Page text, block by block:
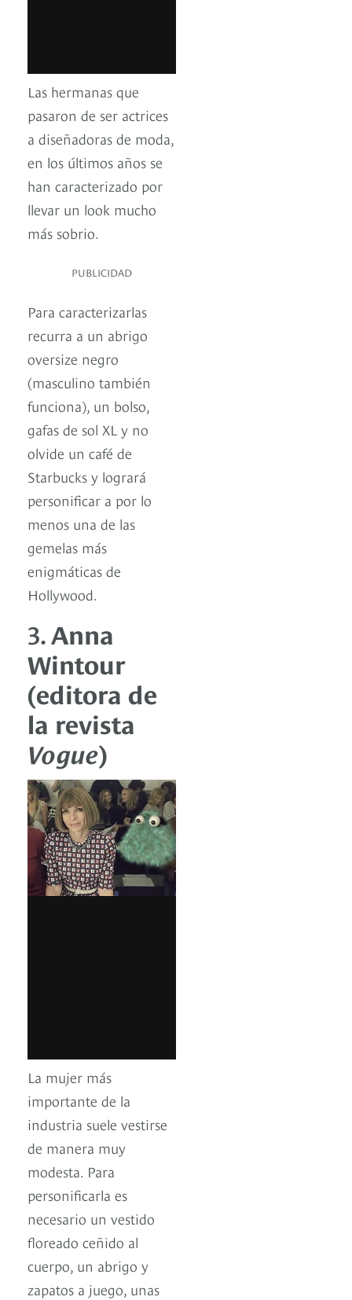
Las hermanas que
pasaron de ser actrices
a diseñadoras de moda,
en los últimos años se
han caracterizado por
llevar un look mucho
más sobrio.
PUBLICIDAD
Para caracterizarlas
recurra a un abrigo
oversize negro
(masculino también
funciona), un bolso,
gafas de sol XL y no
olvide un café de
Starbucks y logrará
personificar a por lo
menos una de las
gemelas más
enigmáticas de
Hollywood.
3.Anna
Wintour
(editora de
la revista
Vogue)
La mujer más
importante de la
industria suele vestirse
de manera muy
modesta. Para
personificarla es
necesario un vestido
floreado ceñido al
cuerpo, un abrigo y
zapatos a juego, unas